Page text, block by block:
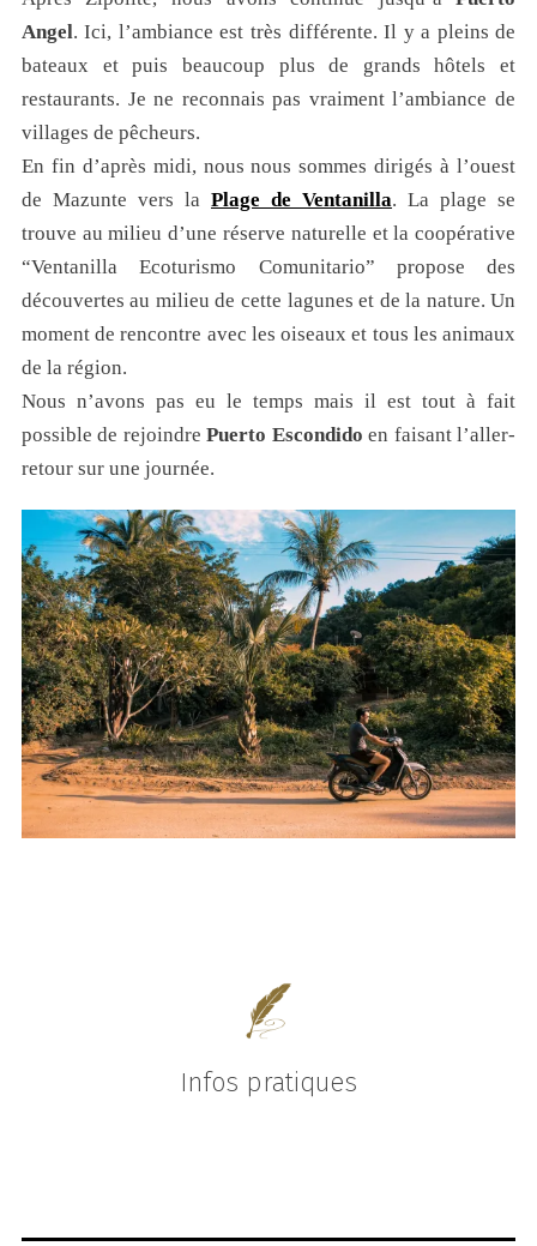
Angel. Ici, l’ambiance est très différente. Il y a pleins de
bateaux et puis beaucoup plus de grands hôtels et
restaurants. Je ne reconnais pas vraiment l’ambiance de
villages de pêcheurs.
En fin d’après midi, nous nous sommes dirigés à l’ouest
de Mazunte vers la Plage de Ventanilla. La plage se
trouve au milieu d’une réserve naturelle et la coopérative
“Ventanilla Ecoturismo Comunitario” propose des
découvertes au milieu de cette lagunes et de la nature. Un
moment de rencontre avec les oiseaux et tous les animaux
de la région.
Nous n’avons pas eu le temps mais il est tout à fait
possible de rejoindrePuerto Escondido en faisant l’aller-
retour sur une journée.
Infos pratiques